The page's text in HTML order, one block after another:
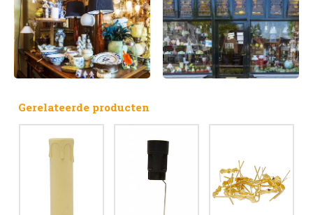
Gerelateerde producten